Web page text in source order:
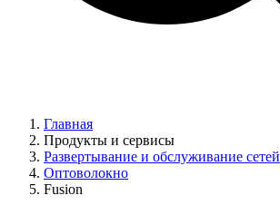
Главная
Продукты и сервисы
Развертывание и обслуживание сетей
Оптоволокно
Fusion